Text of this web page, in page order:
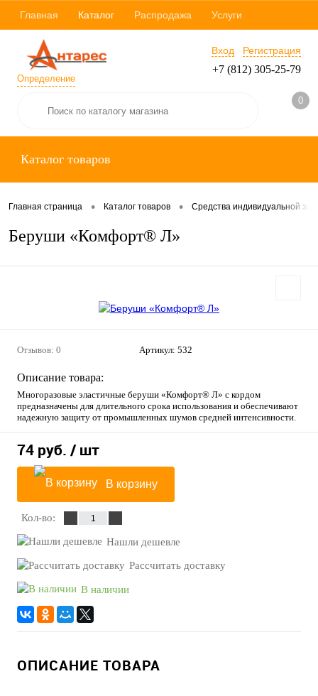
Главная Каталог Распродажа Услуги
Определение
Вход Регистрация
+7 (812) 305-25-79
0
Каталог товаров
Главная страница • Каталог товаров • Средства индивидуальной
Беруши «Комфорт® Л»
Отзывов: 0 Артикул: 532
Описание товара:
Многоразовые эластичные беруши «Комфорт® Л» с кордом
предназначены для длительного срока использования и обеспечивают
надежную защиту от промышленных шумов средней интенсивности.
74 руб. / шт
В корзину
Кол-во:
Нашли дешевле
Рассчитать доставку
В наличии
ОПИСАНИЕ ТОВАРА